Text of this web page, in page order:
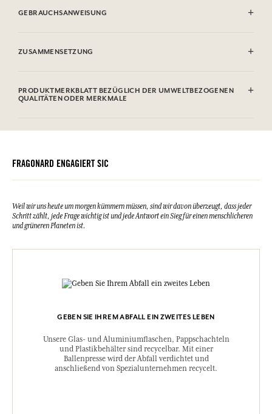
GEBRAUCHSANWEISUNG
ZUSAMMENSETZUNG
(Fragrance), Polyglyceryl-6 Distearate, Decyl Oleate, Glyceryl Stearate
SE, Palmitic Acid, Stearic Acid, Oryza Sativa (Rice) Starch,
Linalool, Limonene, Isoeugenol, Pinene, Coumarin.
PRODUKTMERKBLATT BEZÜGLICH DER UMWELTBEZOGENEN
QUALITÄTEN ODER MERKMALE
Bitte konsultieren Sie die Umweltqualitäten oder -merkmale, indem
FRAGONARD ENGAGIERT SIC
Weil wir uns heute um morgen kümmern müssen, sind wir davon überzeugt, dass jeder
Schritt zählt, jede Frage wichtig ist und jede Antwort ein Sieg für einen menschlicheren
und grüneren Planeten ist.
GEBEN SIE IHREM ABFALL EIN ZWEITES LEBEN
Unsere Glas- und Aluminiumflaschen, Pappschachteln
und Plastikbehälter sind recycelbar. Mit einer
Ballenpresse wird der Abfall verdichtet und
anschließend von Spezialunternehmen recycelt.